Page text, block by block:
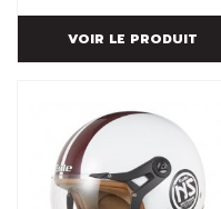
VOIR LE PRODUIT